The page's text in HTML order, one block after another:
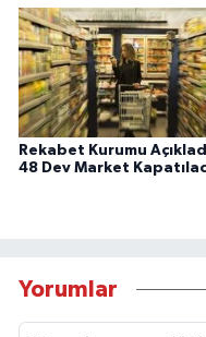
Rekabet Kurumu
48 Dev Market
Yorumlar